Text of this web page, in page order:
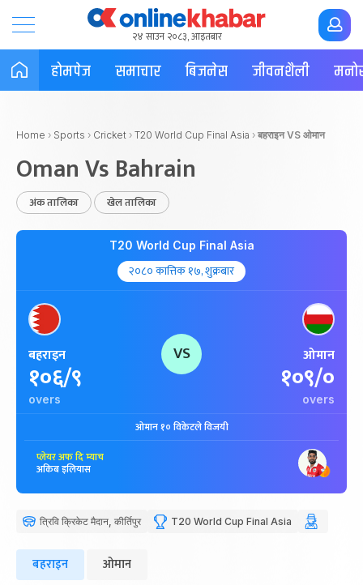
२४ साउन २०८३, आइतबार
होमपेज समाचार बिजनेस जीवनशैली
Home › Sports › Cricket › T20 World Cup Final Asia › बहराइन VS ओमान
Oman Vs Bahrain
अंक तालिका खेल तालिका
T20 World Cup Final Asia
२०८० कात्तिक १७, शुक्रबार
बहराइन
१०६/९
overs
VS ओमान
१०९/०
overs
ओमान १० विकेटले विजयी
प्लेयर अफ दि म्याच
अकिब इलियास
त्रिवि क्रिकेट मैदान, कीर्तिपुर T20 World Cup Final Asia
बहराइन ओमान